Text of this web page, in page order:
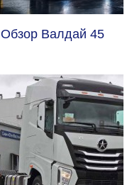
Обзор Валдай 45